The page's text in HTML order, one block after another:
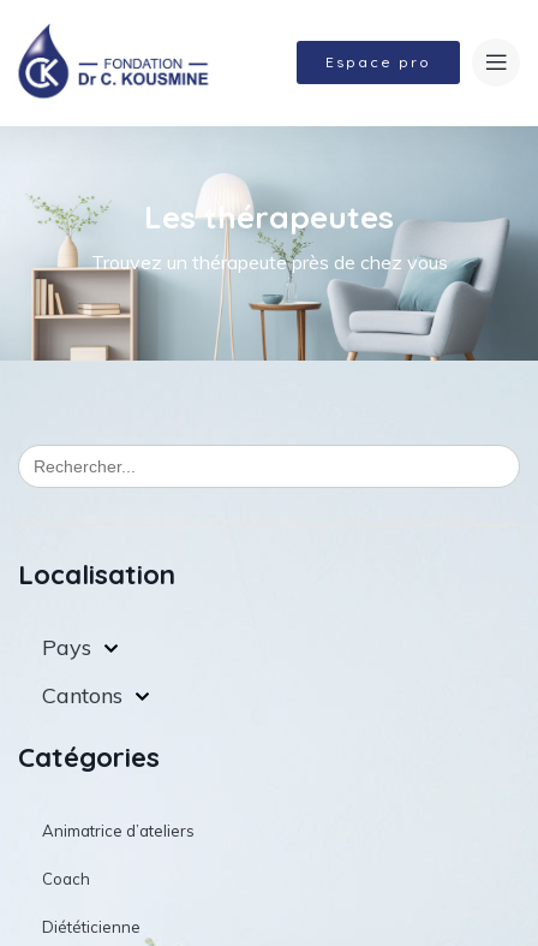
Espace pro
Les thérapeutes
Trouvez un thérapeute près de chez vous
Search
for:
Localisation
Pays
Cantons
Catégories
Animatrice d’ateliers
Coach
Diététicienne